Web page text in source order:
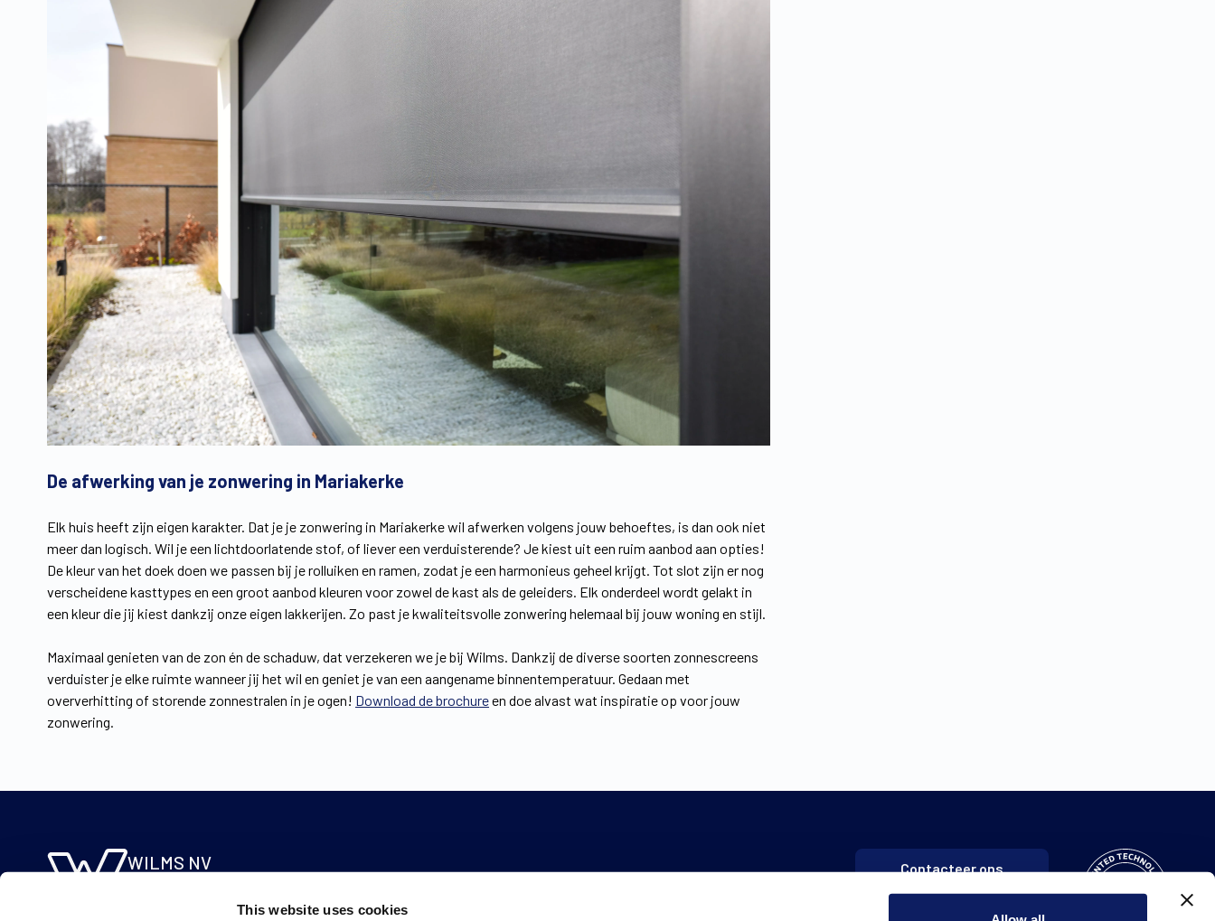
This website uses cookies
De afwerking van je zonwering in Mariakerke
Elk huis heeft zijn eigen karakter. Dat je je zonwering in Mariakerke wil afwerken volgens jouw behoeftes, is dan ook niet
meer dan logisch. Wil je een lichtdoorlatende stof, of liever een verduisterende? Je kiest uit een ruim aanbod aan opties!
De kleur van het doek doen we passen bij je rolluiken en ramen, zodat je een harmonieus geheel krijgt. Tot slot zijn er nog
verscheidene kasttypes en een groot aanbod kleuren voor zowel de kast als de geleiders. Elk onderdeel wordt gelakt in
een kleur die jij kiest dankzij onze eigen lakkerijen. Zo past je kwaliteitsvolle zonwering helemaal bij jouw woning en stijl.
Maximaal genieten van de zon én de schaduw, dat verzekeren we je bij Wilms. Dankzij de diverse soorten zonnescreens
verduister je elke ruimte wanneer jij het wil en geniet je van een aangename binnentemperatuur. Gedaan met
oververhitting of storende zonnestralen in je ogen! Download de brochureen doe alvast wat inspiratie op voor jouw
zonwering.
WILMS NV Contacteer ons